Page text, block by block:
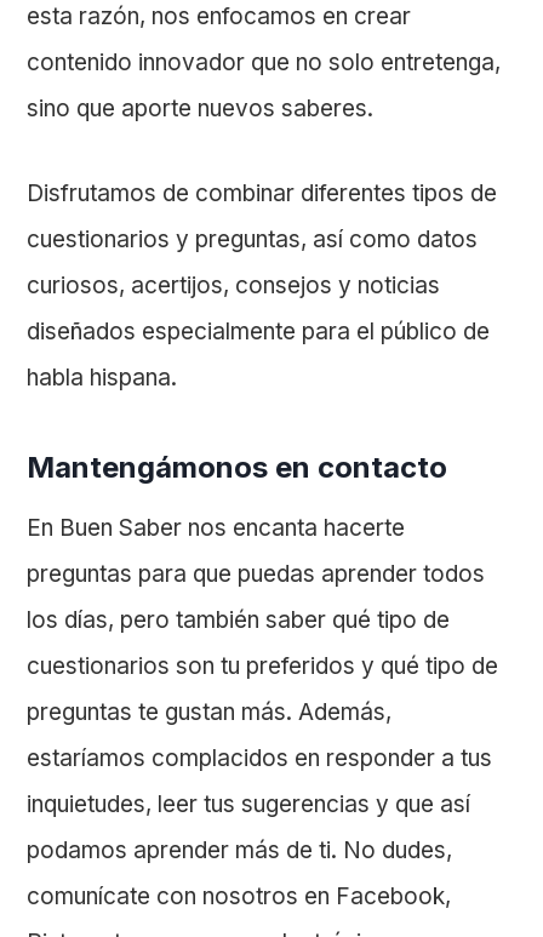
esta razón, nos enfocamos en crear
contenido innovador que no solo entretenga,
sino que aporte nuevos saberes.
Disfrutamos de combinar diferentes tipos de
cuestionarios y preguntas, así como datos
curiosos, acertijos, consejos y noticias
diseñados especialmente para el público de
habla hispana.
Mantengámonos en contacto
En Buen Saber nos encanta hacerte
preguntas para que puedas aprender todos
los días, pero también saber qué tipo de
cuestionarios son tu preferidos y qué tipo de
preguntas te gustan más. Además,
estaríamos complacidos en responder a tus
inquietudes, leer tus sugerencias y que así
podamos aprender más de ti. No dudes,
comunícate con nosotros en Facebook,